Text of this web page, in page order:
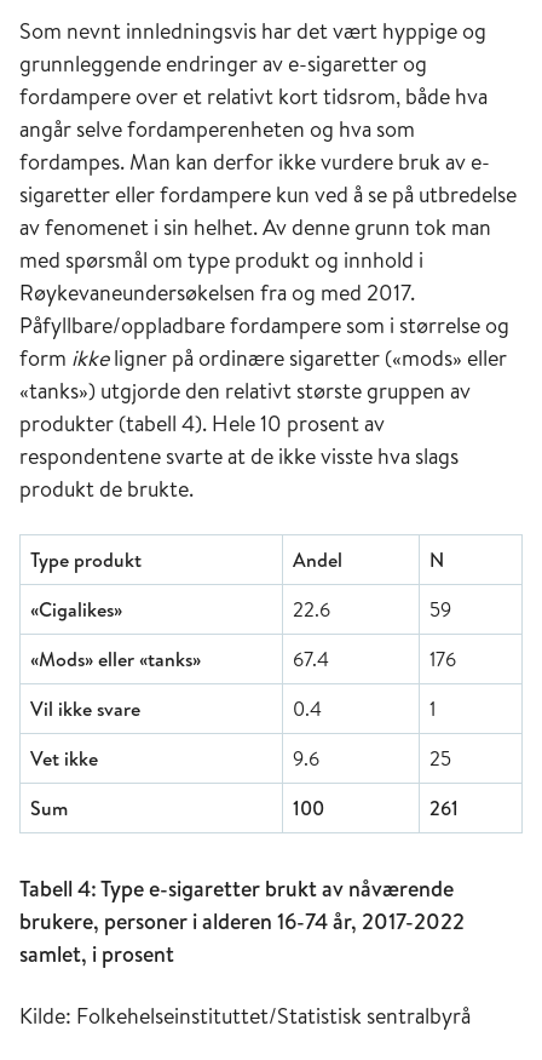
Som nevnt innledningsvis har det vært hyppige og
grunnleggende endringer av e-sigaretter og
fordampere over et relativt kort tidsrom, både hva
angår selve fordamperenheten og hva som
fordampes. Man kan derfor ikke vurdere bruk av e-
sigaretter eller fordampere kun ved å se på utbredelse
av fenomenet i sin helhet. Av denne grunn tok man
med spørsmål om type produkt og innhold i
Røykevaneundersøkelsen fra og med 2017.
Påfyllbare/oppladbare fordampere som i størrelse og
form ikkeligner på ordinære sigaretter («mods» eller
«tanks») utgjorde den relativt største gruppen av
produkter (tabell 4). Hele 10 prosent av
respondentene svarte at de ikke visste hva slags
produkt de brukte.
Type produkt Andel
N
«Cigalikes»
22.6
59
«Mods» eller «tanks»
67.4
176
Vil ikke svare
0.4
1
Vet ikke
9.6
25
Sum
100 261
Tabell 4: Type e-sigaretter brukt av nåværende
brukere, personer i alderen 16-74 år, 2017-2022
samlet, i prosent
Kilde: Folkehelseinstituttet/Statistisk sentralbyrå